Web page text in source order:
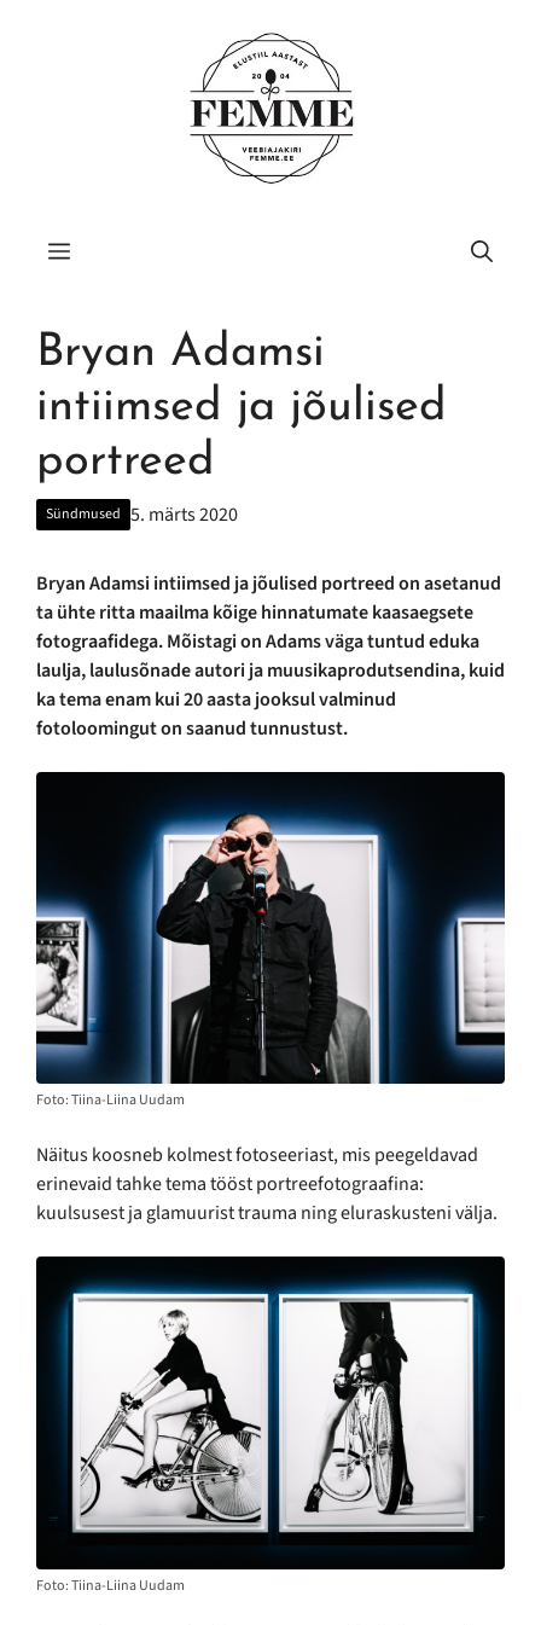
Menüü
Bryan Adamsi
intiimsed ja jõulised
portreed
Sündmused 5. märts 2020
Bryan Adamsi intiimsed ja jõulised portreed on asetanud
ta ühte ritta maailma kõige hinnatumate kaasaegsete
fotograafidega. Mõistagi on Adams väga tuntud eduka
laulja, laulusõnade autori ja muusikaprodutsendina, kuid
ka tema enam kui 20 aasta jooksul valminud
fotoloomingut on saanud tunnustust.
Foto: Tiina-Liina Uudam
Näitus koosneb kolmest fotoseeriast, mis peegeldavad
erinevaid tahke tema tööst portreefotograafina:
kuulsusest ja glamuurist trauma ning eluraskusteni välja.
Foto: Tiina-Liina Uudam